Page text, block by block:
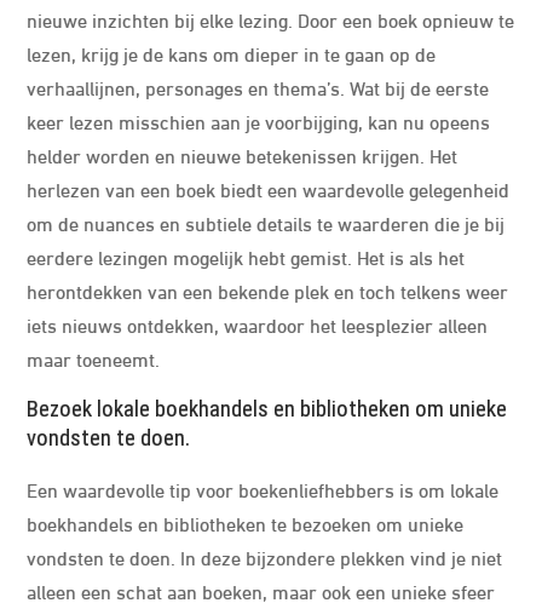
nieuwe inzichten bij elke lezing. Door een boek opnieuw te
lezen, krijg je de kans om dieper in te gaan op de
verhaallijnen, personages en thema’s. Wat bij de eerste
keer lezen misschien aan je voorbijging, kan nu opeens
helder worden en nieuwe betekenissen krijgen. Het
herlezen van een boek biedt een waardevolle gelegenheid
om de nuances en subtiele details te waarderen die je bij
eerdere lezingen mogelijk hebt gemist. Het is als het
herontdekken van een bekende plek en toch telkens weer
iets nieuws ontdekken, waardoor het leesplezier alleen
maar toeneemt.
Bezoek lokale boekhandels en bibliotheken om unieke
vondsten te doen.
Een waardevolle tip voor boekenliefhebbers is om lokale
boekhandels en bibliotheken te bezoeken om unieke
vondsten te doen. In deze bijzondere plekken vind je niet
alleen een schat aan boeken, maar ook een unieke sfeer